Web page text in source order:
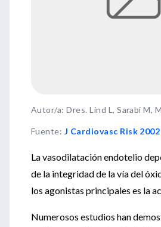
Autor/a: Dres. Lind L, Sarabi M,
Fuente: J Cardiovasc Risk
La vasodilatación endotelio
de la integridad de la vía del
los agonistas principales es la
Numerosos estudios han